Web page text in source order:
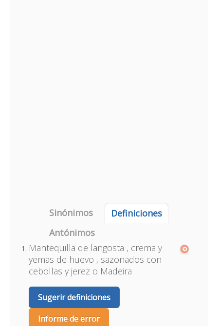
Sinónimos
Definiciones
Antónimos
Mantequilla de langosta , crema y
yemas de huevo , sazonados con
cebollas y jerez o Madeira
Sugerir definiciones
Informe de error